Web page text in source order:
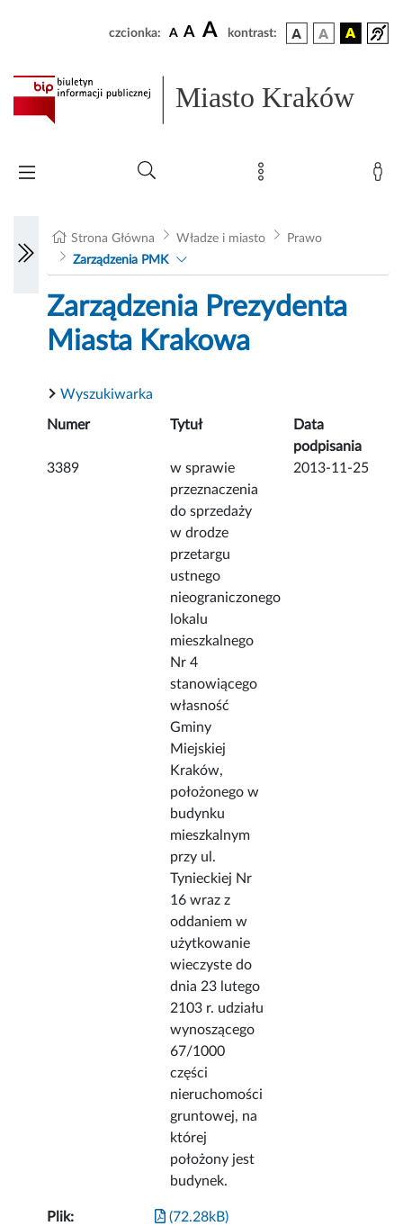
czcionka: A A A kontrast:
Miasto Kraków
Strona Główna Władze i miasto
Prawo
Zarządzenia PMK
Zarządzenia Prezydenta
Miasta Krakowa
Wyszukiwarka
Numer Tytuł
Data
podpisania
3389
w sprawie
przeznaczenia
do sprzedaży
w drodze
przetargu
ustnego
nieograniczonego
lokalu
mieszkalnego
Nr 4
stanowiącego
własność
Gminy
Miejskiej
Kraków,
położonego w
budynku
mieszkalnym
przy ul.
Tynieckiej Nr
16 wraz z
oddaniem w
użytkowanie
wieczyste do
dnia 23 lutego
2103 r. udziału
wynoszącego
67/1000
części
nieruchomości
gruntowej, na
której
położony jest
budynek.
2013-11-25
Plik: (72.28kB)